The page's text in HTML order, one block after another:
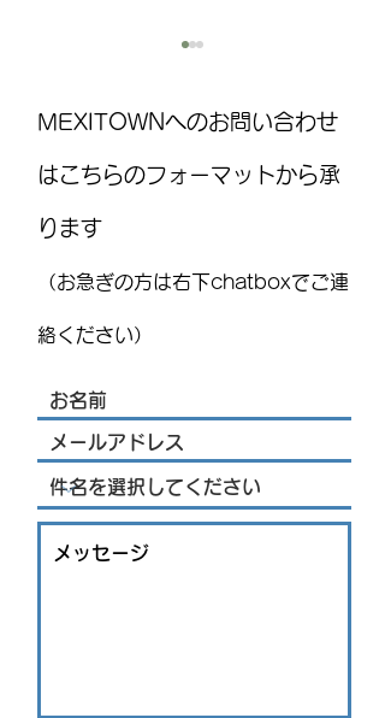
国際気球フェスティバル
(FIG)2026、今年もレオンで
開催！豪華ライブ出演者
を発表 海外アーティス
結
MEXITOWNへのお問い合わせ
はこちらのフォーマットから承
ります
（お急ぎの方は右下chatboxでご連
絡ください）